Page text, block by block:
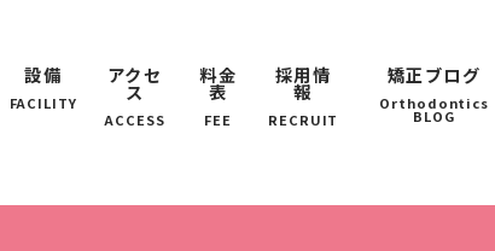
設備
FACILITY
アクセ
ス
ACCESS
料金
表
FEE
採用情
報
RECRUIT
矯正ブログ
Orthodontics
BLOG